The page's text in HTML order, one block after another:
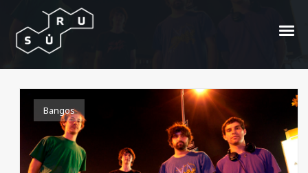
Animal Collective
Bangos